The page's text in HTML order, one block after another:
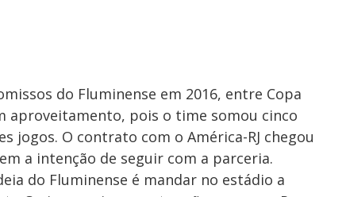
do Fluminense em 2016, entre Copa
aproveitamento, pois o time somou cinco
jogos. O contrato com o América-RJ chegou
a intenção de seguir com a parceria.
do Fluminense é mandar no estádio a